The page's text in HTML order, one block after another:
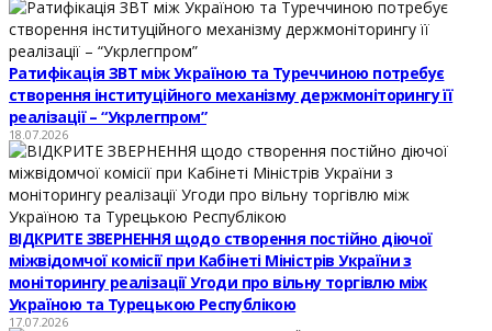
Ратифікація ЗВТ між Україною та Туреччиною потребує
створення інституційного механізму держмоніторингу її
реалізації – “Укрлегпром”
18.07.2026
ВІДКРИТЕ ЗВЕРНЕННЯ щодо створення постійно діючої
міжвідомчої комісії при Кабінеті Міністрів України з
моніторингу реалізації Угоди про вільну торгівлю між
Україною та Турецькою Республікою
17.07.2026